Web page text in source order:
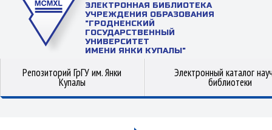
ЭЛЕКТРОННАЯ БИБЛИОТЕКА
УЧРЕЖДЕНИЯ ОБРАЗОВАНИЯ
"ГРОДНЕНСКИЙ
ГОСУДАРСТВЕННЫЙ
УНИВЕРСИТЕТ
ИМЕНИ ЯНКИ КУПАЛЫ"
Репозиторий ГрГУ им. Янки
Купалы
Электронный каталог
библиотеки